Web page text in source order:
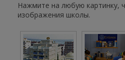
Нажмите на любую картинку,
изображения школы.